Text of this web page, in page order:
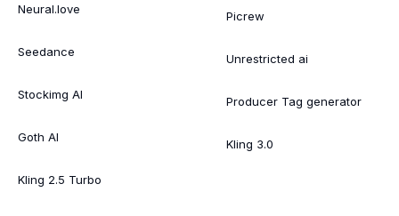
Neural.love
Seedance
Stockimg AI
Goth AI
Kling 2.5 Turbo
Picrew
Unrestricted ai
Producer Tag generator
Kling 3.0